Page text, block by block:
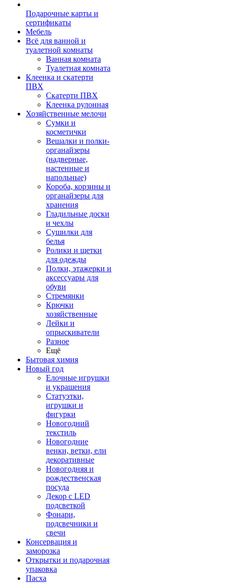
Подарочные карты и
сертификаты
Мебель
Всё для ванной и
туалетной комнаты
Ванная комната
Туалетная комната
Клеенка и скатерти
ПВХ
Скатерти ПВХ
Клеенка рулонная
Хозяйственные мелочи
Сумки и
косметички
Вешалки и полки-
органайзеры
(надверные,
настенные и
напольные)
Короба, корзины и
органайзеры для
хранения
Гладильные доски
и чехлы
Сушилки для
белья
Ролики и щетки
для одежды
Полки, этажерки и
аксессуары для
обуви
Стремянки
Крючки
хозяйственные
Лейки и
опрыскиватели
Разное
Ещё
Бытовая химия
Новый год
Елочные игрушки
и украшения
Статуэтки,
игрушки и
фигурки
Новогодний
текстиль
Новогодние
венки, ветки, ели
декоративные
Новогодняя и
рождественская
посуда
Декор с LED
подсветкой
Фонари,
подсвечники и
свечи
Консервация и
заморозка
Открытки и подарочная
упаковка
Пасха